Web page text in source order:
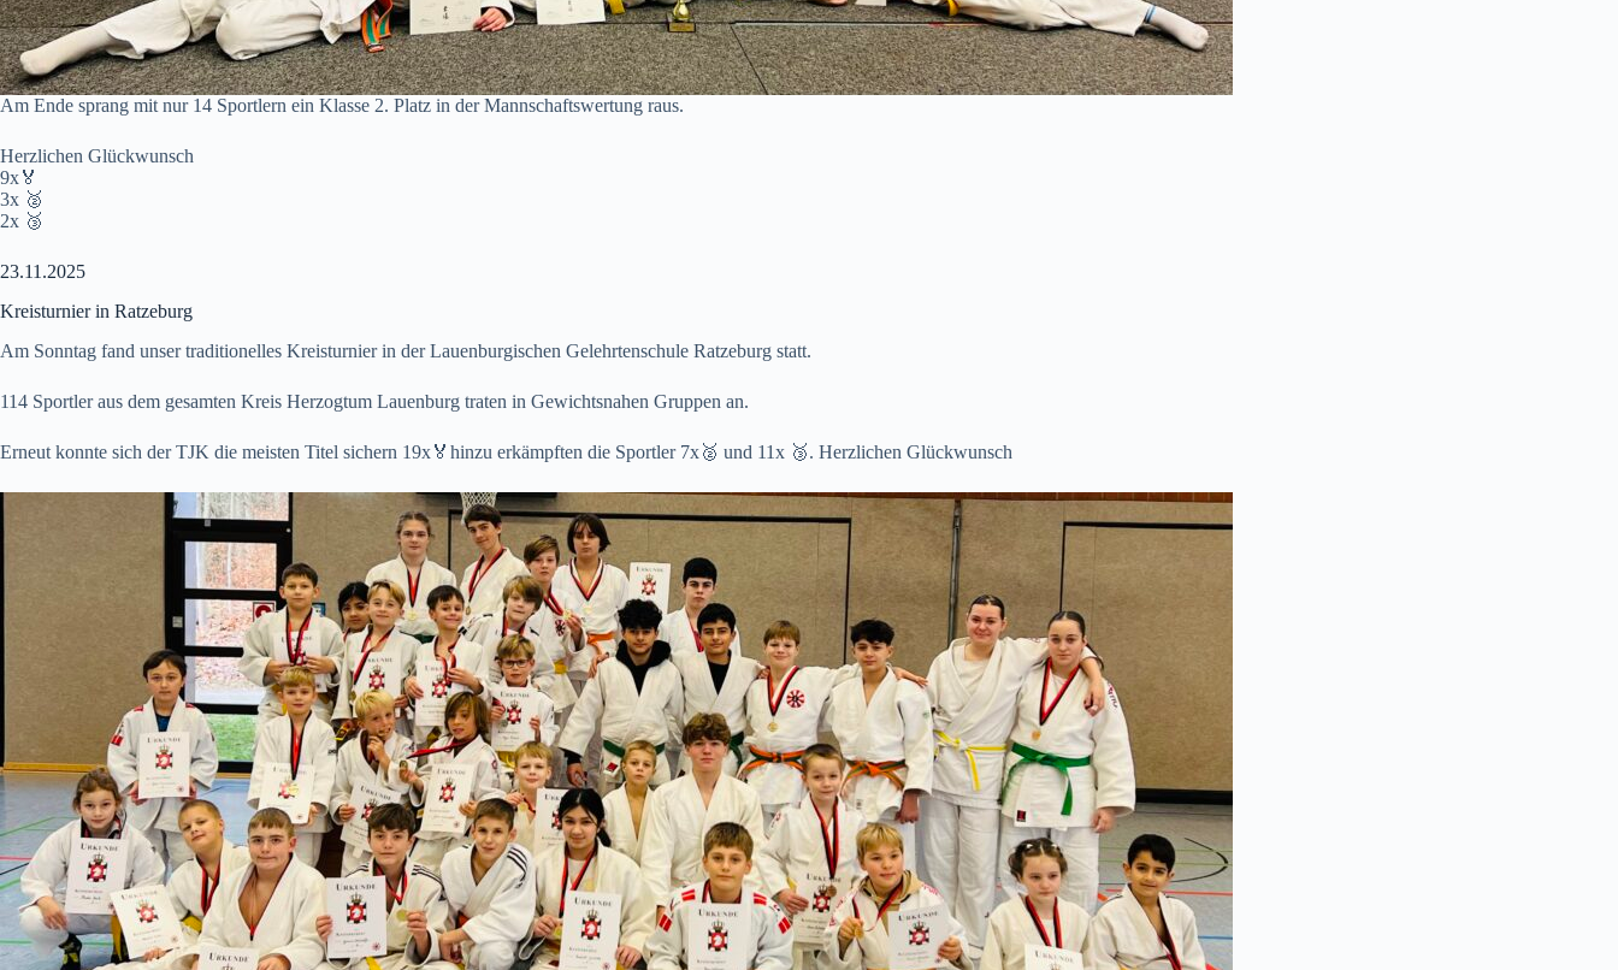
Am Ende sprang mit nur 14 Sportlern ein Klasse 2. Platz in der Mannschaftswertung raus.
Herzlichen Glückwunsch
9x🏅
3x 🥈
2x 🥉
23.11.2025
Kreisturnier in Ratzeburg
Am Sonntag fand unser traditionelles Kreisturnier in der Lauenburgischen Gelehrtenschule Ratzeburg statt.
114 Sportler aus dem gesamten Kreis Herzogtum Lauenburg traten in Gewichtsnahen Gruppen an.
Erneut konnte sich der TJK die meisten Titel sichern 19x🏅hinzu erkämpften die Sportler 7x🥈 und 11x 🥉. Herzlichen Glückwunsch